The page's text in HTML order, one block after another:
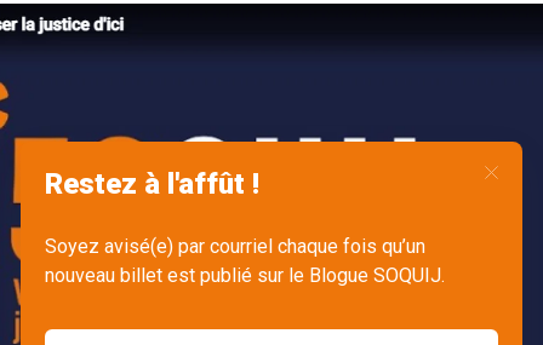
Nétiquette
Accès à l’information
© 2026 Société québécoise d'information juridique (SOQUIJ) - Tous